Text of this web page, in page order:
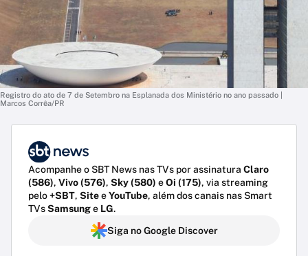
Registro do ato de 7 de Setembro na Esplanada dos Ministério no ano passado |
Marcos Corrêa/PR
Acompanhe o SBT News nas TVs por assinatura Claro
(586), Vivo (576), Sky (580) eOi (175), via streaming
pelo+SBT, SiteeYouTube, além dos canais nas Smart
TVsSamsunge LG.
Siga no Google Discover